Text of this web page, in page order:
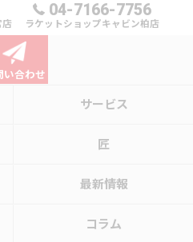
店
04-7166-7756
ラケットショップキャビン柏店
い合わせ
サービス
匠
最新情報
コラム